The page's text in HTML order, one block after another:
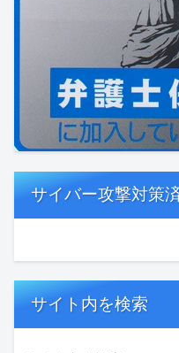
サイバー攻撃対策
サイト内を検索